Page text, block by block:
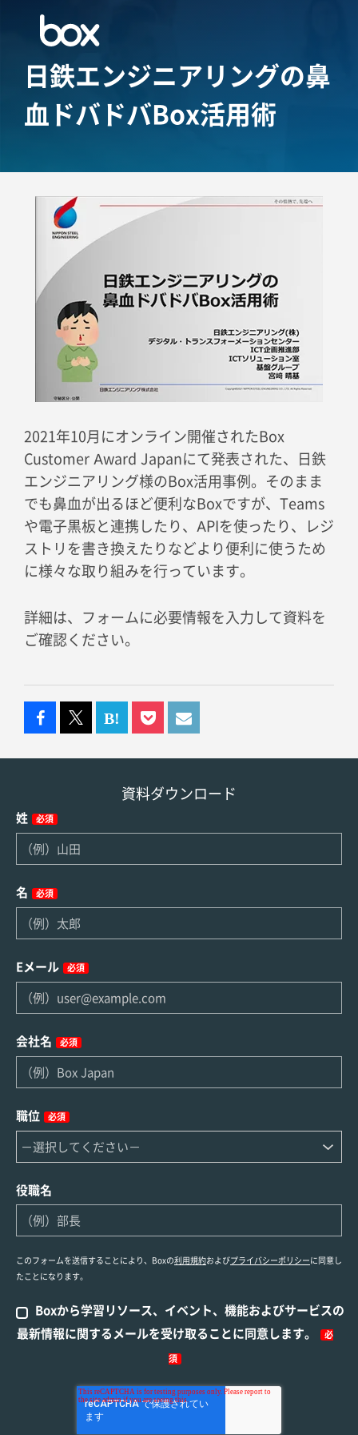
日鉄エンジニアリングの鼻
血ドバドバBox活用術
2021年10月にオンライン開催されたBox
Customer Award Japanにて発表された、日鉄
エンジニアリング様のBox活用事例。そのまま
でも鼻血が出るほど便利なBoxですが、Teams
や電子黒板と連携したり、APIを使ったり、レジ
ストリを書き換えたりなどより便利に使うため
に様々な取り組みを行っています。
詳細は、フォームに必要情報を入力して資料を
ご確認ください。
資料ダウンロード
姓 必須
名 必須
Eメール 必須
会社名 必須
職位 必須
役職名
このフォームを送信することにより、Boxの利用規約およびプライバシーポリシーに同意し
たことになります。
Boxから学習リソース、イベント、機能およびサービスの
最新情報に関するメールを受け取ることに同意します。
必
須